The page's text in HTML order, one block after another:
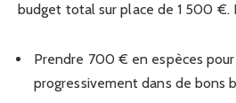
budget total sur place de 1 500 €.
Prendre 700 € en espèces pour
progressivement dans de bons